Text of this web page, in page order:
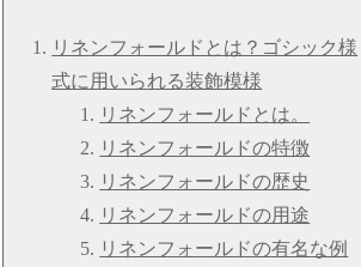
リネンフォールドとは？ゴシック様
式に用いられる装飾模様
リネンフォールドとは。
リネンフォールドの特徴
リネンフォールドの歴史
リネンフォールドの用途
リネンフォールドの有名な例